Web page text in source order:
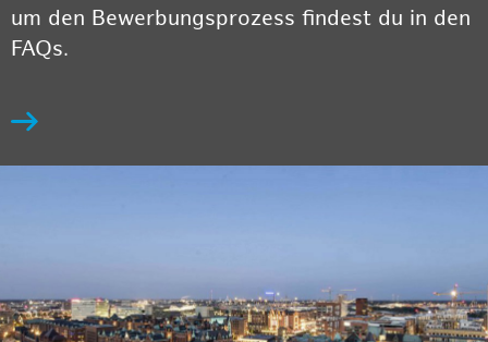
um den Bewerbungsprozess findest du in den
FAQs.